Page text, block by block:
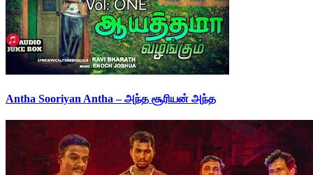
Antha Sooriyan Antha – அந்த சூரியன் அந்த